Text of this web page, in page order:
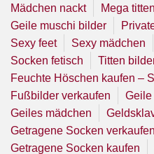
Mädchen nackt
Mega titten
Geile muschi bilder
Sexy feet
Sexy mädchen
Socken fetisch
Titten
Feuchte Höschen kaufen –
Fußbilder verkaufen
Geile
Geiles mädchen
Getragene Socken verkaufen
Getragene Socken kaufen